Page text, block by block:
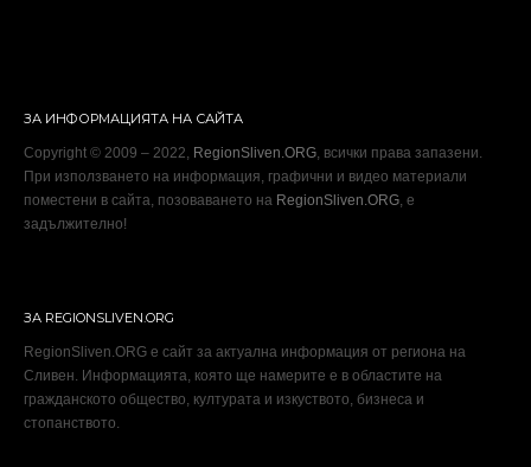
ЗА ИНФОРМАЦИЯТА НА САЙТА
Copyright © 2009 – 2022, RegionSliven.ORG, всички права запазени.
При използването на информация, графични и видео материали
поместени в сайта, позоваването на RegionSliven.ORG, е
задължително!
ЗА REGIONSLIVEN.ORG
RegionSliven.ORG е сайт за актуална информация от региона на
Сливен. Информацията, която ще намерите е в областите на
гражданското общество, културата и изкуството, бизнеса и
стопанството.